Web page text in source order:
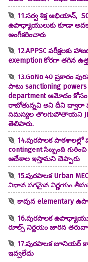
11.సర్వ శిక్ష అభియాన్,
ఉపాధ్యాయులుకు కూడా
అంగీకరించారు
12.APPSC పరీక్షలకు
exemption కోరగా తగిన
13.GoNo 40 ప్రకారం
పాటు sanctioning
department ఆమోదం కోసం
రాబోతున్నవి అని దీని ద్వారా
సమస్యల తొలగుపోతాయని
తెలిపారు.
14.పురపాలక పాఠశాలల్లో
contingent సిబ్బంది
ఆదేశాల ఇస్తామని చెప్పారు
15.పురపాలక Urban
విధాన పరమైన నిర్ణయం
కావున elementary
16.పురపాలక
రూల్స్ నిర్ణయం జారిన
17.పురపాలక
ఇవ్వలేదు